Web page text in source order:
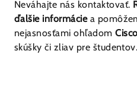
Neváhajte nás kontaktovať.
ďalšie informáciea
nejasnosťami ohľadom
skúšky či zliav pre študentov.